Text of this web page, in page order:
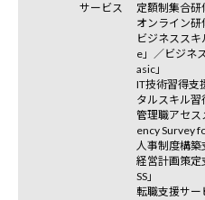
サービス
定額制集合研
オンライン研
ビジネスス
e」／ビジネ
asic」
IT技術習得支
タルスキル習
管理職アセス
ency Survey
人事制度構築
経営計画策定
SS」
転職支援サー